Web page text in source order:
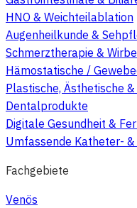
HNO & Weichteilablation
Augenheilkunde &
Schmerztherapie &
Hämostatische /
Plastische, Ästhetische
Dentalprodukte
Digitale Gesundheit &
Umfassende Katheter-
Fachgebiete
Venös